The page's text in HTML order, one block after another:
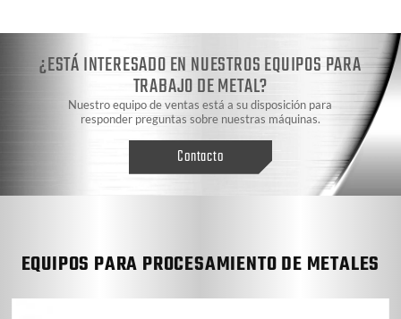
¿ESTÁ INTERESADO EN NUESTROS EQUIPOS PARA
TRABAJO DE METAL?
Nuestro equipo de ventas está a su disposición para
responder preguntas sobre nuestras máquinas.
Contacto
EQUIPOS PARA PROCESAMIENTO DE METALES